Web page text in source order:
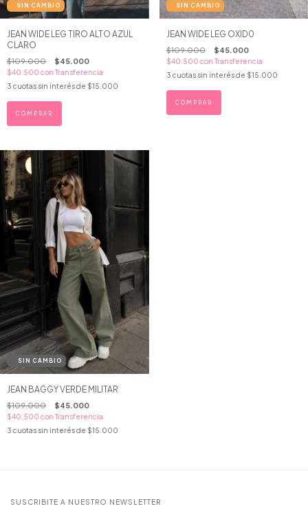
JEAN WIDE LEG TIRO ALTO AZUL
CLARO
$109.000 $45.000
$40.500 con Transferencia
3 cuotas sin interés de $15.000
COMPRAR
JEAN WIDE LEG OXID0
$109.000 $45.000
$40.500 con Transferencia
3 cuotas sin interés de $15.000
COMPRAR
JEAN BAGGY VERDE MILITAR
$109.000 $45.000
$40.500 con Transferencia
3 cuotas sin interés de $15.000
SUSCRIBITE A NUESTRO NEWSLETTER